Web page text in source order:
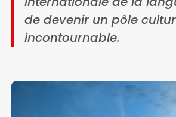
de devenir un pôle
incontournable.